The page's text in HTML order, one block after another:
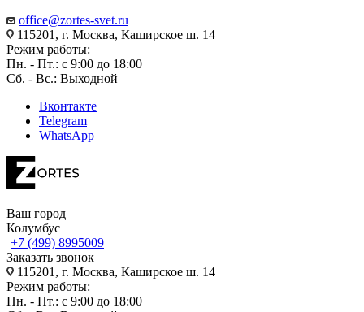
office@zortes-svet.ru
115201, г. Москва, Каширское ш. 14
Режим работы:
Пн. - Пт.: с 9:00 до 18:00
Сб. - Вс.: Выходной
Вконтакте
Telegram
WhatsApp
Ваш город
Колумбус
+7 (499) 8995009
Заказать звонок
115201, г. Москва, Каширское ш. 14
Режим работы:
Пн. - Пт.: с 9:00 до 18:00